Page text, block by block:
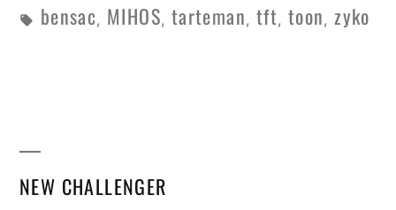
bensac, MIHOS, tarteman, tft, toon,zyko
NEW CHALLENGER